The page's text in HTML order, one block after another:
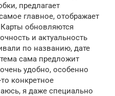
предлагает
главное, отображает
обновляются
и актуальность
по названию, дате
сама предложит
удобно, особенно
конкретное
я даже специально